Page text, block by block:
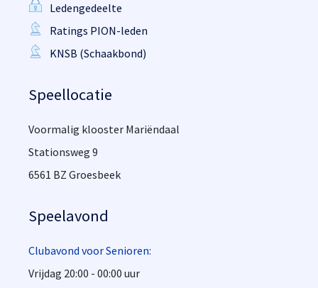
Ledengedeelte
Ratings PION-leden
KNSB (Schaakbond)
Speellocatie
Voormalig klooster Mariëndaal
Stationsweg 9
6561 BZ Groesbeek
Speelavond
Clubavond voor Senioren:
Vrijdag 20:00 - 00:00 uur